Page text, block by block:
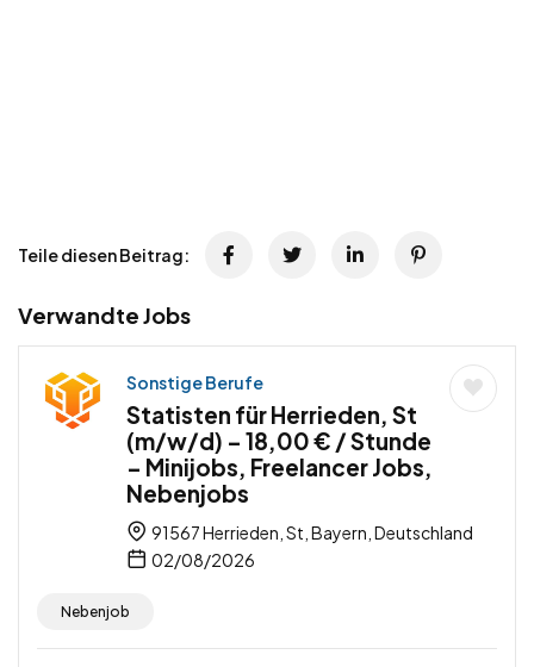
Teile diesen Beitrag:
Verwandte Jobs
Sonstige Berufe
Statisten für Herrieden, St
(m/w/d) – 18,00 € / Stunde
– Minijobs, Freelancer Jobs,
Nebenjobs
91567 Herrieden, St, Bayern, Deutschland
02/08/2026
Nebenjob